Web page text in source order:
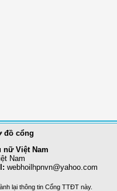
đồ cổng
nữ Việt Nam
Nam
webhoilhpnvn@yahoo.com
lại thông tin Cổng TTĐT này.